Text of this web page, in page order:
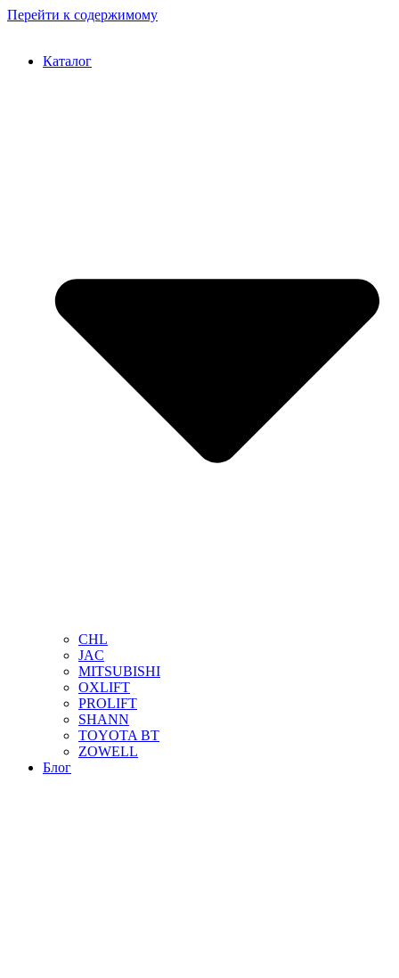
Перейти к содержимому
Каталог
CHL
JAC
MITSUBISHI
OXLIFT
PROLIFT
SHANN
TOYOTA BT
ZOWELL
Блог